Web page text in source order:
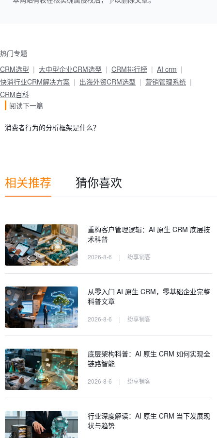
热门专题
CRM选型
大中型企业CRM选型 CRM排行榜
AI crm
快消行业CRM解决方案
出海外贸CRM选型
营销管理系统
CRM百科
阅读下一篇
消费者行为的分析框架是什么？
相关推荐 猜你喜欢
重构客户管理逻辑：AI 原生 CRM 底层技
术科普
2026-8-6 | 纷享销客
从零入门 AI 原生 CRM，零基础企业完整
科普文章
2026-8-6 | 纷享销客
底层架构科普：AI 原生 CRM 如何实现全
链路智能
2026-8-6 | 纷享销客
行业深度解读：AI 原生 CRM 当下发展现
状与趋势